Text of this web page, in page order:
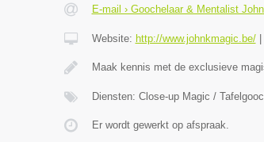
E-mail › Goochelaar & Mentalist
Website: http://www.johnkmagic.be/|
Maak kennis met de exclusieve
Diensten: Close-up Magic /
Er wordt gewerkt op afspraak.